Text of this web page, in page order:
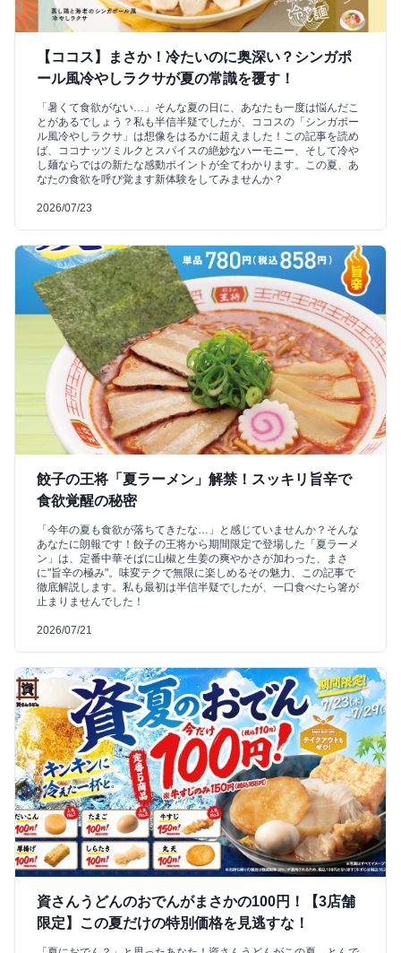
【ココス】まさか！冷たいのに奥深い？シンガポ
ール風冷やしラクサが夏の常識を覆す！
「暑くて食欲がない…」そんな夏の日に、あなたも一度は悩んだこ
とがあるでしょう？私も半信半疑でしたが、ココスの「シンガポー
ル風冷やしラクサ」は想像をはるかに超えました！この記事を読め
ば、ココナッツミルクとスパイスの絶妙なハーモニー、そして冷や
し麺ならではの新たな感動ポイントが全てわかります。この夏、あ
なたの食欲を呼び覚ます新体験をしてみませんか？
2026/07/23
餃子の王将「夏ラーメン」解禁！スッキリ旨辛で
食欲覚醒の秘密
「今年の夏も食欲が落ちてきたな…」と感じていませんか？そんな
あなたに朗報です！餃子の王将から期間限定で登場した「夏ラーメ
ン」は、定番中華そばに山椒と生姜の爽やかさが加わった、まさ
に"旨辛の極み"。味変テクで無限に楽しめるその魅力、この記事で
徹底解説します。私も最初は半信半疑でしたが、一口食べたら箸が
止まりませんでした！
2026/07/21
資さんうどんのおでんがまさかの100円！【3店舗
限定】この夏だけの特別価格を見逃すな！